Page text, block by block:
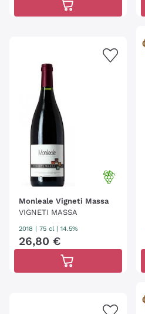
Monleale Vigneti Massa
VIGNETI MASSA
2018 75 cl | 14.5%
26,80 €